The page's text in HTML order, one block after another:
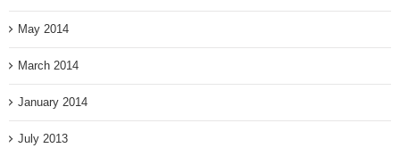
May 2014
March 2014
January 2014
July 2013